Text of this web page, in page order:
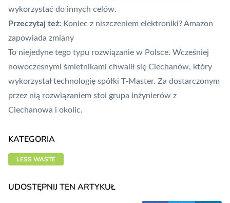
wykorzystać do innych celów.
Przeczytaj też: Koniec z niszczeniem elektroniki? Amazon
zapowiada zmiany
To niejedyne tego typu rozwiązanie w Polsce. Wcześniej
nowoczesnymi śmietnikami chwalił się Ciechanów, który
wykorzystał technologię spółki T-Master. Za dostarczonym
przez nią rozwiązaniem stoi grupa inżynierów z
Ciechanowa i okolic.
KATEGORIA
LESS WASTE
UDOSTĘPNIJ TEN ARTYKUŁ